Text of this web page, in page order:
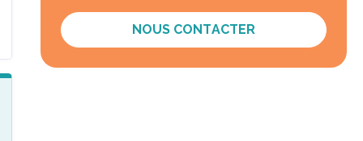
NOUS CONTACTER